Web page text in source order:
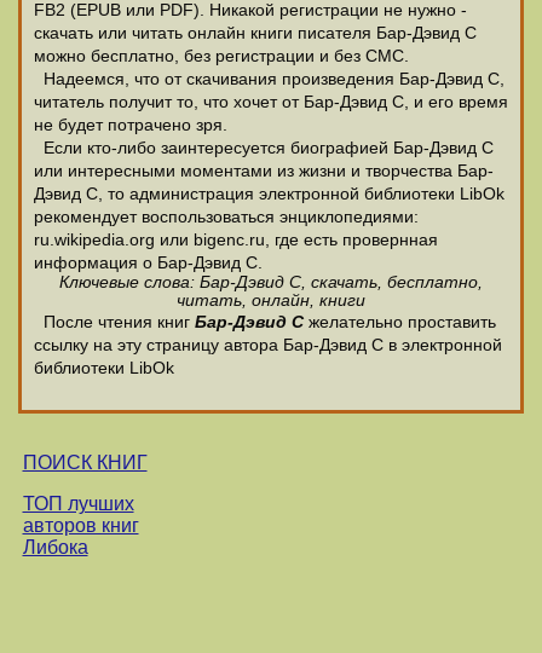
FB2 (EPUB или PDF). Никакой регистрации не нужно -
скачать или читать онлайн книги писателя Бар-Дэвид С
можно бесплатно, без регистрации и без СМС.
Надеемся, что от скачивания произведения Бар-Дэвид С,
читатель получит то, что хочет от Бар-Дэвид С, и его время
не будет потрачено зря.
Если кто-либо заинтересуется биографией Бар-Дэвид С
или интересными моментами из жизни и творчества Бар-
Дэвид С, то администрация электронной библиотеки LibOk
рекомендует воспользоваться энциклопедиями:
ru.wikipedia.org или bigenc.ru, где есть провернная
информация о Бар-Дэвид С.
Ключевые слова: Бар-Дэвид С, скачать, бесплатно,
читать, онлайн, книги
После чтения книг Бар-Дэвид С желательно проставить
ссылку на эту страницу автора Бар-Дэвид С в электронной
библиотеки LibOk
ПОИСК КНИГ
ТОП лучших
авторов книг
Либока